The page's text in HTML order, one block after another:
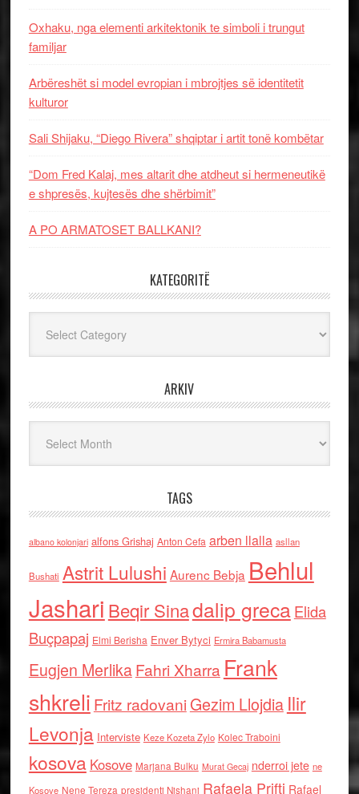
Oxhaku, nga elementi arkitektonik te simboli i trungut
familjar
Arbëreshët si model evropian i mbrojtjes së identitetit
kulturor
Sali Shijaku, “Diego Rivera” shqiptar i artit tonë kombëtar
“Dom Fred Kalaj, mes altarit dhe atdheut si hermeneutikë
e shpresës, kujtesës dhe shërbimit”
A PO ARMATOSET BALLKANI?
KATEGORITË
ARKIV
TAGS
albano kolonjari alfons Grishaj Anton Cefa arben llalla asllan
Bushati Astrit Lulushi Aurenc Bebja Behlul
Jashari Beqir Sinadalip grecaElida
Buçpapaj Elmi Berisha Enver Bytyci Ermira Babamusta
Eugjen MerlikaFahri Xharra Frank
shkreli Fritz radovaniGezim Llojdia Ilir
Levonja Interviste Keze Kozeta Zylo Kolec Traboini
kosova Kosove Marjana Bulku Murat Gecaj nderroi jete ne
Kosove Nene Tereza presidenti Nishani Rafaela Prifti Rafael